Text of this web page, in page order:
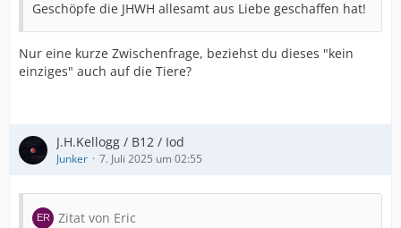
Geschöpfe die JHWH allesamt aus Liebe geschaffen hat!
Nur eine kurze Zwischenfrage, beziehst du dieses "kein
einziges" auch auf die Tiere?
J.H.Kellogg / B12 / Iod
Junker 7. Juli 2025 um 02:55
Zitat von Eric